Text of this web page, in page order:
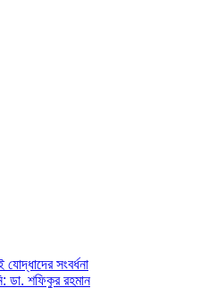
সংবর্ধনা
ডা. শফিকুর রহমান